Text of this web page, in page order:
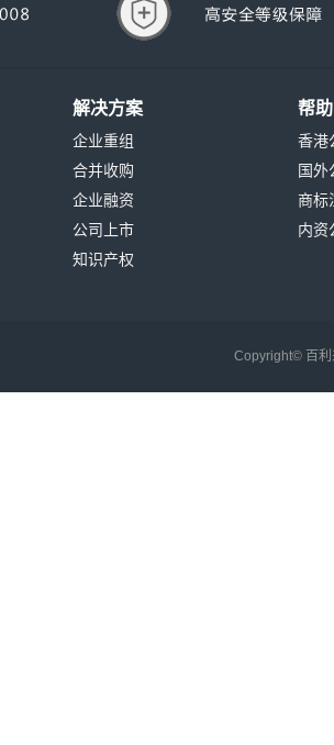
解决方案
企业重组
合并收购
企业融资
公司上市
知识产权
帮
香港
国外
商标
内资
Copyright© 百